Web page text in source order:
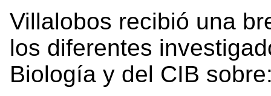
Villalobos recibió una
los diferentes
Biología y del CIB